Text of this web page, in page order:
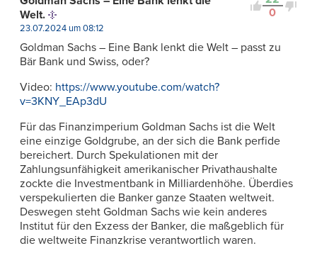
0
Welt.
23.07.2024 um 08:12
Goldman Sachs – Eine Bank lenkt die Welt – passt zu
Bär Bank und Swiss, oder?
Video: https://www.youtube.com/watch?
v=3KNY_EAp3dU
Für das Finanzimperium Goldman Sachs ist die Welt
eine einzige Goldgrube, an der sich die Bank perfide
bereichert. Durch Spekulationen mit der
Zahlungsunfähigkeit amerikanischer Privathaushalte
zockte die Investmentbank in Milliardenhöhe. Überdies
verspekulierten die Banker ganze Staaten weltweit.
Deswegen steht Goldman Sachs wie kein anderes
Institut für den Exzess der Banker, die maßgeblich für
die weltweite Finanzkrise verantwortlich waren.